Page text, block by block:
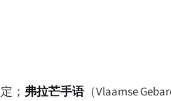
； 弗拉芒手语（Vlaamse